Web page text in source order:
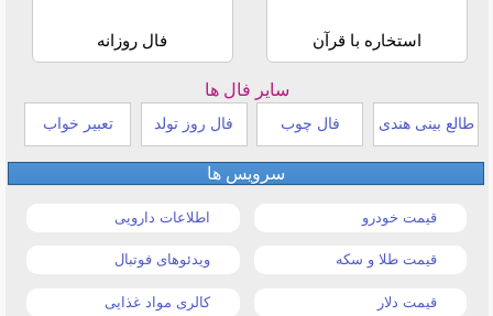
استخاره با قرآن فال روزانه
سایر فال ها
طالع بینی هندی فال چوب فال روز تولد تعبیر خواب
سرویس ها
قیمت خودرو اطلاعات دارویی
قیمت طلا و سکه ویدئوهای فوتبال
قیمت دلار کالری مواد غذایی